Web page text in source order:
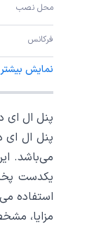
محل نصب
فرکانس
نمایش بیشتر
پنل ال ای دی 30 وات پرتو درخشان مدل فول لایت
استفاده
مزایا،